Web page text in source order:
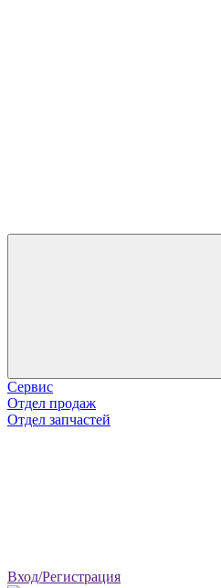
Сервис
Отдел продаж
Отдел запчастей
Вход/Регистрация